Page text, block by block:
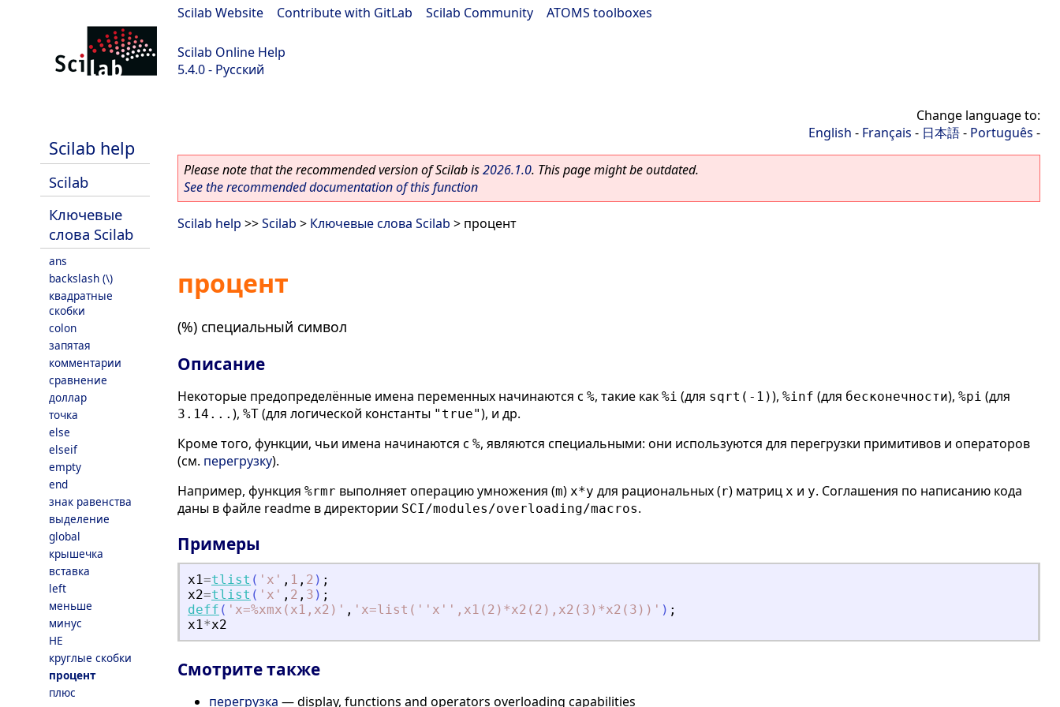
Scilab Website Contribute with GitLab Scilab Community ATOMS toolboxes
Scilab Online Help
5.4.0 - Русский
Scilab help
Scilab
Ключевые
слова Scilab
ans
backslash (\)
квадратные
скобки
colon
запятая
комментарии
сравнение
доллар
точка
else
elseif
empty
end
знак равенства
выделение
global
крышечка
вставка
left
меньше
минус
НЕ
круглые скобки
процент
плюс
Change language to:
English - Français - 日本語- Português -
Please note that the recommended version of Scilab is2026.1.0. This page might be outdated.
See the recommended documentation of this function
Scilab help >>Scilab > Ключевые слова Scilab > процент
процент
(%) специальный символ
Описание
Некоторые предопределённые имена переменных начинаются с %, такие как %i (для sqrt(-1)), %inf (для бесконечности), %pi (для
3.14... ), %T (для логической константы "true"), и др.
Кроме того, функции, чьи имена начинаются с %, являются специальными: они используются для перегрузки примитивов и операторов
(см. перегрузку).
Например, функция %rmr выполняет операцию умножения (m) x*y для рациональных (r) матриц x и y. Соглашения по написанию кода
даны в файле readme в директории SCI/modules/overloading/macros.
Примеры
x1=tlist ( ' x ' , 1 , 2 ) ;
x2=tlist ( ' x ' , 2 , 3 ) ;
deff ( ' x=%xmx(x1,x2) ' , ' x=list(''x'',x1(2)*x2(2),x2(3)*x2(3)) ' ) ;
x1*x2
Смотрите также
перегрузка — display, functions and operators overloading capabilities